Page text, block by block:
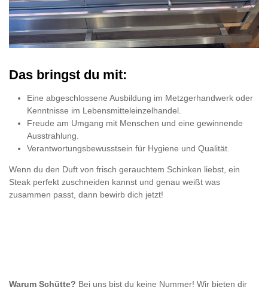
Das bringst du mit:
Eine abgeschlossene Ausbildung im Metzgerhandwerk oder
Kenntnisse im Lebensmitteleinzelhandel.
Freude am Umgang mit Menschen und eine gewinnende
Ausstrahlung.
Verantwortungsbewusstsein für Hygiene und Qualität.
Wenn du den Duft von frisch gerauchtem Schinken liebst, ein
Steak perfekt zuschneiden kannst und genau weißt was
zusammen passt, dann bewirb dich jetzt!
Warum Schütte? Bei uns bist du keine Nummer! Wir bieten dir